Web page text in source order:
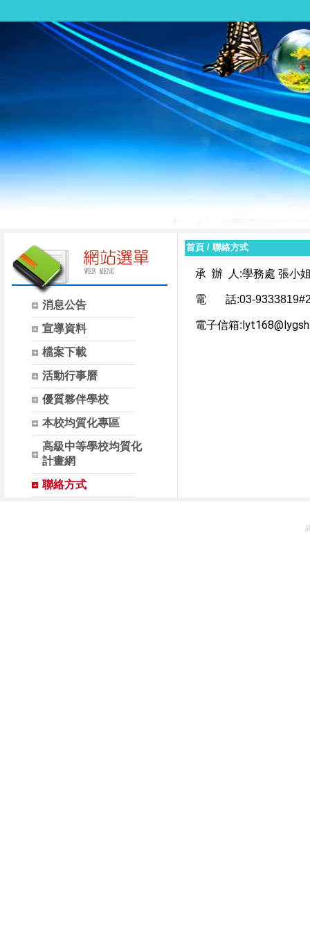
消息公告
宣導資料
檔案下載
活動行事曆
優質夥伴學校
本校均質化專區
高級中等學校均質化
計畫網
聯絡方式
首頁 / 聯絡方式
承 辦 人:學務處 張小
電 話:03-
電子信箱: